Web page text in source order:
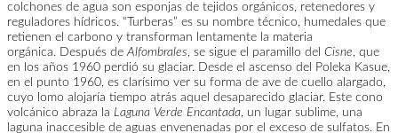
colchones de agua son esponjas de tejidos orgánicos, retenedores y
reguladores hídricos. “Turberas” es su nombre técnico, humedales que
retienen el carbono y transforman lentamente la materia
orgánica. Después de Alfombrales, se sigue el paramillo del Cisne, que
en los años 1960 perdió su glaciar. Desde el ascenso del Poleka Kasue,
en el punto 1960, es clarísimo ver su forma de ave de cuello alargado,
cuyo lomo alojaría tiempo atrás aquel desaparecido glaciar. Este cono
volcánico abraza la Laguna Verde Encantada, un lugar sublime, una
laguna inaccesible de aguas envenenadas por el exceso de sulfatos. En